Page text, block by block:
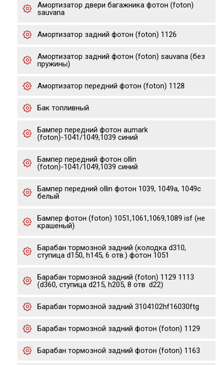
Амортизатор двери багажника фотон (foton)
sauvana
Амортизатор задний фотон (foton) 1126
Амортизатор задний фотон (foton) sauvana (без
пружины)
Амортизатор передний фотон (foton) 1128
Бак топливный
Бампер передний фотон aumark
(foton)-1041/1049,1039 cиний
Бампер передний фотон ollin
(foton)-1041/1049,1039 cиний
Бампер передний ollin фотон 1039, 1049a, 1049c
белый
Бампер фотон (foton) 1051,1061,1069,1089 isf (не
крашеный)
Барабан тормозной задний (колодка d310,
ступица d150, h145, 6 отв.) фотон 1051
Барабан тормозной задний (foton) 1129 1113
(d360, ступица d215, h205, 8 отв. d22)
Барабан тормозной задний 3104102hf16030ftg
Барабан тормозной задний фотон (foton) 1129
Барабан тормозной задний фотон (foton) 1163